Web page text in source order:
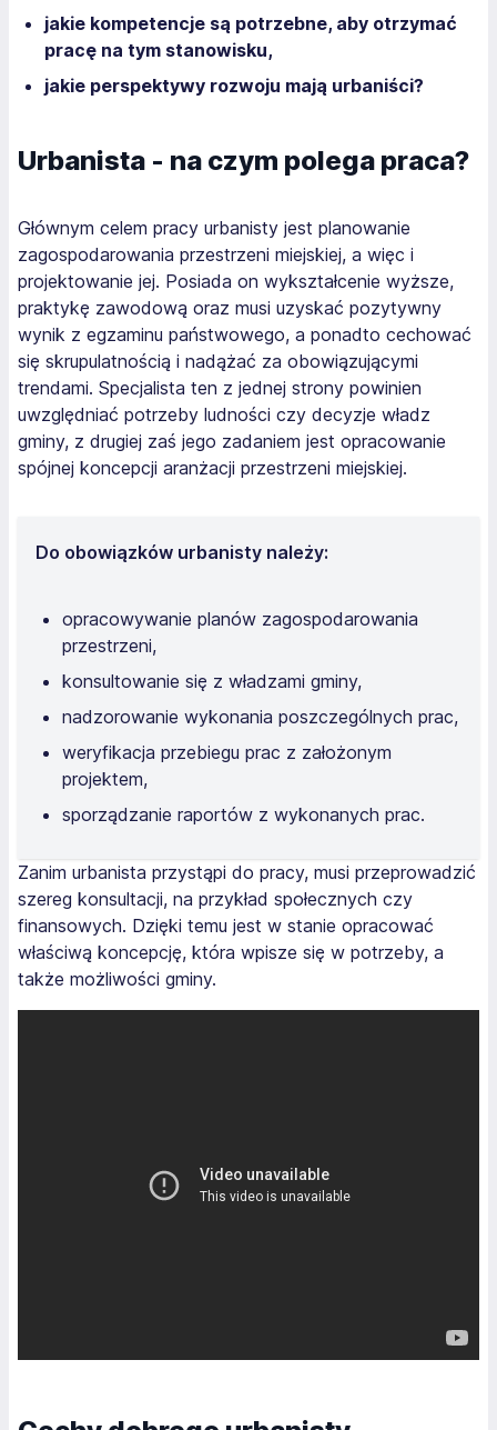
jakie kompetencje są potrzebne, aby otrzymać
pracę na tym stanowisku,
jakie perspektywy rozwoju mają urbaniści?
Urbanista - na czym polega praca?
Głównym celem pracy urbanisty jest planowanie
zagospodarowania przestrzeni miejskiej, a więc i
projektowanie jej. Posiada on wykształcenie wyższe,
praktykę zawodową oraz musi uzyskać pozytywny
wynik z egzaminu państwowego, a ponadto cechować
się skrupulatnością i nadążać za obowiązującymi
trendami. Specjalista ten z jednej strony powinien
uwzględniać potrzeby ludności czy decyzje władz
gminy, z drugiej zaś jego zadaniem jest opracowanie
spójnej koncepcji aranżacji przestrzeni miejskiej.
Do obowiązków urbanisty należy:
opracowywanie planów zagospodarowania
przestrzeni,
konsultowanie się z władzami gminy,
nadzorowanie wykonania poszczególnych prac,
weryfikacja przebiegu prac z założonym
projektem,
sporządzanie raportów z wykonanych prac.
Zanim urbanista przystąpi do pracy, musi przeprowadzić
szereg konsultacji, na przykład społecznych czy
finansowych. Dzięki temu jest w stanie opracować
właściwą koncepcję, która wpisze się w potrzeby, a
także możliwości gminy.